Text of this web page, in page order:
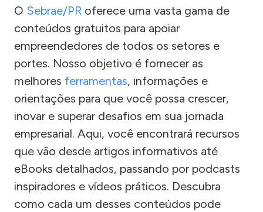
O Sebrae/PR oferece uma vasta gama de
conteúdos gratuitos para apoiar
empreendedores de todos os setores e
portes. Nosso objetivo é fornecer as
melhores ferramentas, informações e
orientações para que você possa crescer,
inovar e superar desafios em sua jornada
empresarial. Aqui, você encontrará recursos
que vão desde artigos informativos até
eBooks detalhados, passando por podcasts
inspiradores e vídeos práticos. Descubra
como cada um desses conteúdos pode